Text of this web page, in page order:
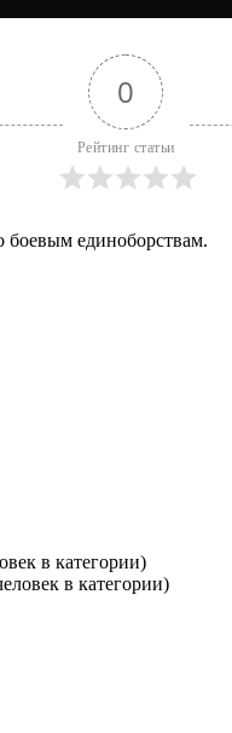
0
Рейтинг статьи
боевым единоборствам.
в категории)
в категории)